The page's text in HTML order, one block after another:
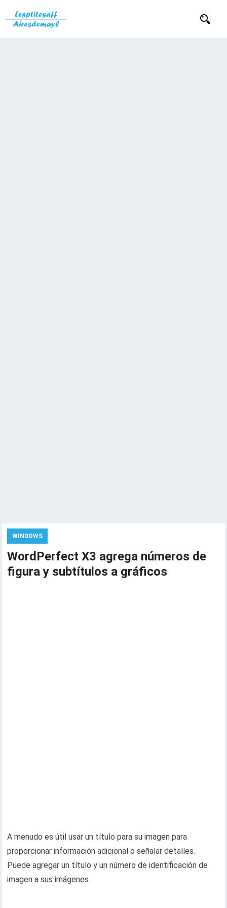
WINDOWS
WordPerfect X3 agrega números de
figura y subtítulos a gráficos
A menudo es útil usar un título para su imagen para
proporcionar información adicional o señalar detalles.
Puede agregar un título y un número de identificación de
imagen a sus imágenes.